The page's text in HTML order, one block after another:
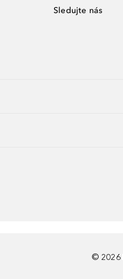
Sledujte nás
© 2026